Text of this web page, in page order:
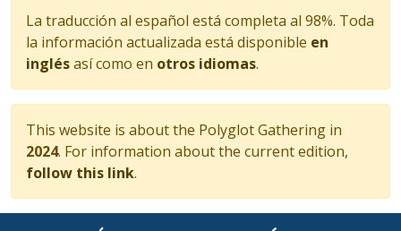
La traducción al español está completa al 98%. Toda
la información actualizada está disponible en
inglésasí como en otros idiomas.
This website is about the Polyglot Gathering in
2024. For information about the current edition,
follow this link.